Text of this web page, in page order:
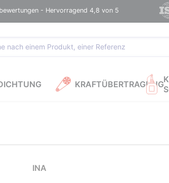
- Hervorragend 4,8 von 5
KRAFTÜBERTRAGUNG
INA